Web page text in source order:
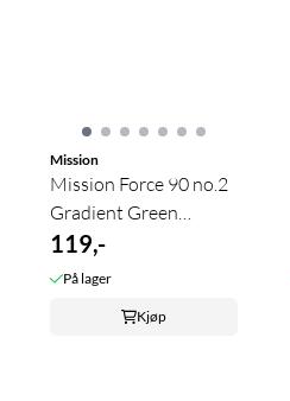
Mission
Mission Force 90 no.2
Gradient Green
Tweenie
119,-
På lager
Kjøp